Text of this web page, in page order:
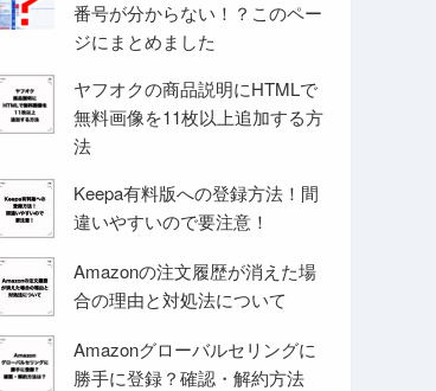
番号が分からない！？このペー
ジにまとめました
ヤフオクの商品説明にHTMLで
無料画像を11枚以上追加する方
法
Keepa有料版への登録方法！間
違いやすいので要注意！
Amazonの注文履歴が消えた場
合の理由と対処法について
Amazonグローバルセリングに
勝手に登録？確認・解約方法